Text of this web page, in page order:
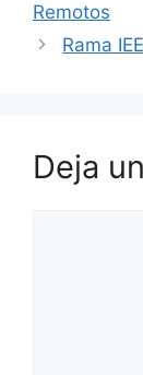
Remotos
Rama
Deja